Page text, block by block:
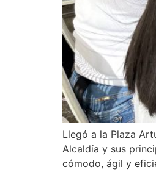
Llegó a la Plaza
Alcaldía y sus
cómodo, ágil y